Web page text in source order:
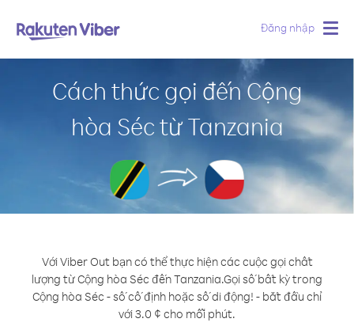
Đăng nhập
Cách thức gọi đến Cộng
hòa Séc từ Tanzania
Với Viber Out bạn có thể thực hiện các cuộc gọi chất
lượng từ Cộng hòa Séc đến Tanzania.Gọi số bất kỳ trong
Cộng hòa Séc - số cố định hoặc số di động! - bắt đầu chỉ
với 3.0 ¢ cho mỗi phút.